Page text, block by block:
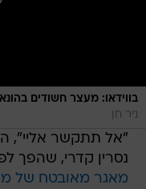
בווידאו: מעצר חשודים
ניר חן
"אל תתקשר אליי",
נסרין קדרי, שהפך
מאגר מאובטח של